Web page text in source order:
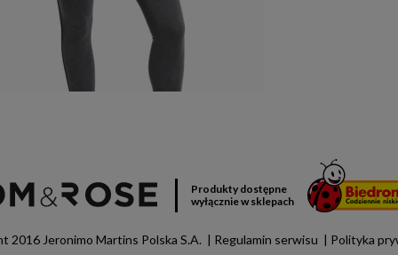
Produkty dostępne
wyłącznie w sklepach
2016 Jeronimo Martins Polska S.A. Regulamin serwisu Polityka